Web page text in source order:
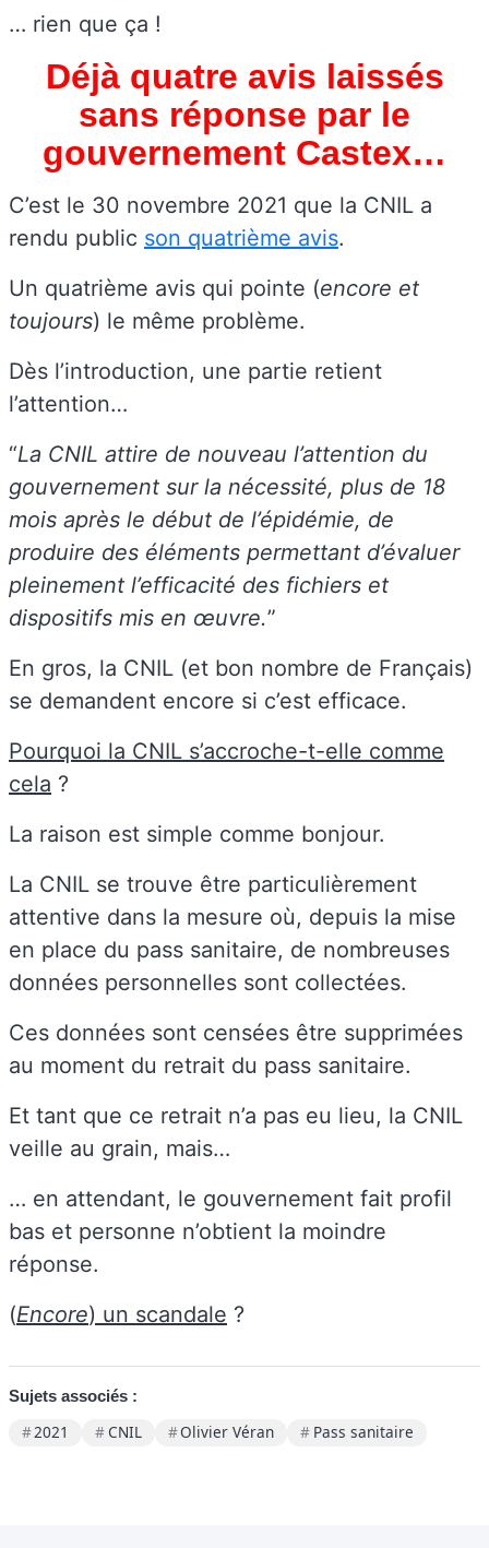
… rien que ça !
Déjà quatre avis laissés
sans réponse par le
gouvernement Castex…
C’est le 30 novembre 2021 que la CNIL a
rendu public son quatrième avis.
Un quatrième avis qui pointe (encore et
toujours) le même problème.
Dès l’introduction, une partie retient
l’attention…
“La CNIL attire de nouveau l’attention du
gouvernement sur la nécessité, plus de 18
mois après le début de l’épidémie, de
produire des éléments permettant d’évaluer
pleinement l’efficacité des fichiers et
dispositifs mis en œuvre.”
En gros, la CNIL (et bon nombre de Français)
se demandent encore si c’est efficace.
Pourquoi la CNIL s’accroche-t-elle comme
cela ?
La raison est simple comme bonjour.
La CNIL se trouve être particulièrement
attentive dans la mesure où, depuis la mise
en place du pass sanitaire, de nombreuses
données personnelles sont collectées.
Ces données sont censées être supprimées
au moment du retrait du pass sanitaire.
Et tant que ce retrait n’a pas eu lieu, la CNIL
veille au grain, mais…
… en attendant, le gouvernement fait profil
bas et personne n’obtient la moindre
réponse.
(Encore) un scandale ?
Sujets associés :
2021 CNIL Olivier Véran Pass sanitaire